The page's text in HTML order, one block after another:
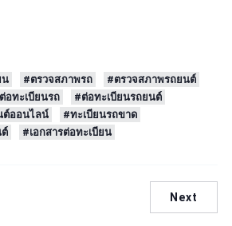
น #ตรวจสภาพรถ
#ตรวจสภาพรถยนต์
อทะเบียนรถ
#ต่อทะเบียนรถยนต์
ต์ออนไลน์
#ทะเบียนรถขาด
ต์
#เอกสารต่อทะเบียน
Next